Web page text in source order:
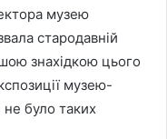
музею
стародавній
знахідкою цього
музею-
не було таких